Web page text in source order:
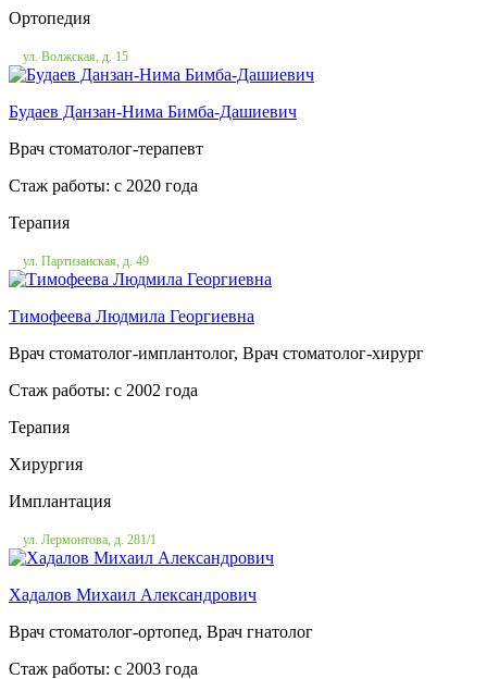
Ортопедия
ул. Волжская, д. 15
Будаев Данзан-Нима Бимба-Дашиевич
Врач стоматолог-терапевт
Стаж работы: c 2020 года
Терапия
ул. Партизанская, д. 49
Тимофеева Людмила Георгиевна
Врач стоматолог-имплантолог, Врач стоматолог-хирург
Стаж работы: c 2002 года
Терапия
Хирургия
Имплантация
ул. Лермонтова, д. 281/1
Хадалов Михаил Александрович
Врач стоматолог-ортопед, Врач гнатолог
Стаж работы: c 2003 года